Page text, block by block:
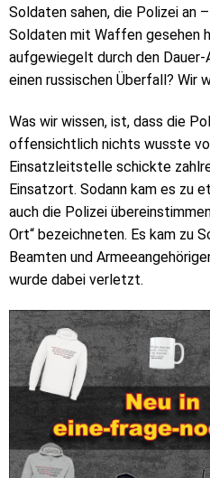
Soldaten sahen, die Polizei an
Soldaten mit Waffen gesehen
aufgewiegelt durch den Dauer-
einen russischen Überfall? Wir
Was wir wissen, ist, dass die
offensichtlich nichts wusste
Einsatzleitstelle schickte
Einsatzort. Sodann kam es zu
auch die Polizei
Ort“ bezeichneten. Es kam zu
Beamten und
wurde dabei verletzt.